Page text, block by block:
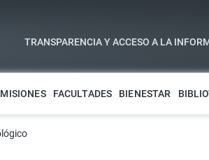
TRANSPARENCIA Y ACCESO A LA
FACULTADES BIENESTAR